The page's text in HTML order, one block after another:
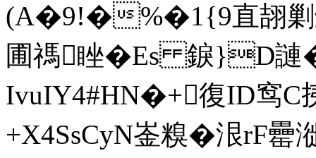
(A�9!�%�1{9直翓
圃禡睉�Es 錑}D謰
IvuIY4#HN�+復ID窎C
+X4SsCyN崟糗�泿rF